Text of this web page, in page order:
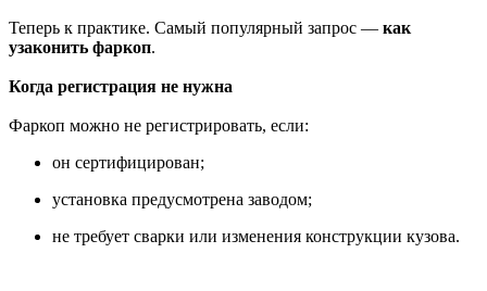
Теперь к практике. Самый популярный запрос — как
узаконить фаркоп.
Когда регистрация не нужна
Фаркоп можно не регистрировать, если:
он сертифицирован;
установка предусмотрена заводом;
не требует сварки или изменения конструкции кузова.